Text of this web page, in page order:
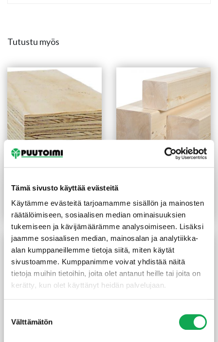
Tämä sivusto käyttää evästeitä
Käytämme evästeitä tarjoamamme sisällön ja mainosten
räätälöimiseen, sosiaalisen median ominaisuuksien
tukemiseen ja kävijämäärämme analysoimiseen. Lisäksi
jaamme sosiaalisen median, mainosalan ja analytiikka-
alan kumppaneillemme tietoja siitä, miten käytät
sivustoamme. Kumppanimme voivat yhdistää näitä
tietoja muihin tietoihin, joita olet antanut heille tai joita on
kerätty, kun olet käyttänyt heidän palvelujaan.
valinta
Välttämätön
Tutustu myös
39x92x6000 mm
(4,32 €/m)
Lue lisää
Lue lisää